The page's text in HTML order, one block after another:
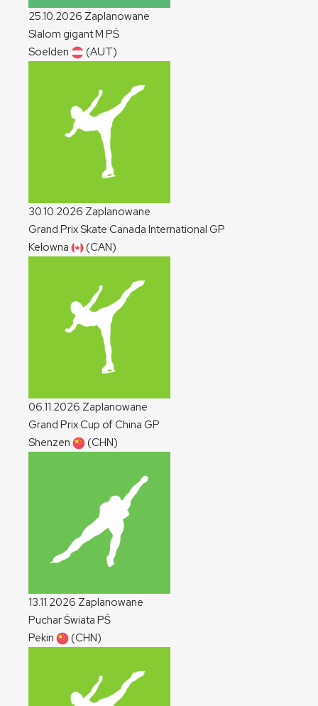
25.10.2026 Zaplanowane
Slalom gigantM PŚ
Soelden
(AUT)
30.10.2026 Zaplanowane
Grand Prix Skate Canada International GP
Kelowna
(CAN)
06.11.2026 Zaplanowane
Grand Prix Cup of China GP
Shenzen
(CHN)
13.11.2026 Zaplanowane
Puchar Świata PŚ
Pekin
(CHN)